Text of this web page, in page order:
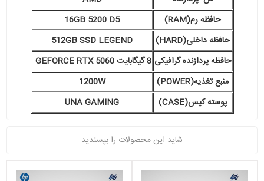
حافظه رم(RAM)
16GB 5200 D5
حافظه داخلی(HARD)
512GB SSD LEGEND
حافظه پردازنده گرافیکی 8 گیگابایت GEFORCE RTX 5060
منبع تغذیه(POWER)
1200W
پوسته کیس(CASE)
UNA GAMING
شاید این محصولات را بپسندید